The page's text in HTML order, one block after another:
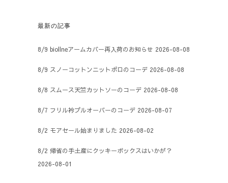
最新の記事
8/9 biollneアームカバー再入荷のお知らせ 2026-08-08
8/9 スノーコットンニットポロのコーデ 2026-08-08
8/8 スムース天竺カットソーのコーデ 2026-08-08
8/7 フリル衿プルオーバーのコーデ 2026-08-07
8/2 モアセール始まりました 2026-08-02
8/2 帰省の手土産にクッキーボックスはいかが？
2026-08-01